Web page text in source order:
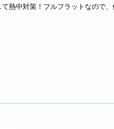
熱中対策！フルフラットなので、